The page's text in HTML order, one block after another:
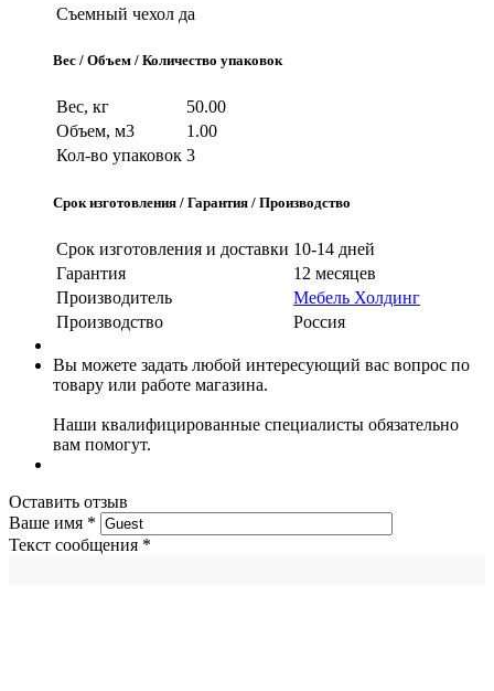
Съемный чехол да
Вес / Объем / Количество упаковок
Вес, кг
50.00
Объем, м3
1.00
Кол-во упаковок 3
Срок изготовления / Гарантия / Производство
Срок изготовления и доставки 10-14 дней
Гарантия
12 месяцев
Производитель
Мебель Холдинг
Производство
Россия
Вы можете задать любой интересующий вас вопрос по
товару или работе магазина.
Наши квалифицированные специалисты обязательно
вам помогут.
Оставить отзыв
Ваше имя *
Текст сообщения *